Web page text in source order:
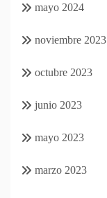
mayo 2024
noviembre 2023
octubre 2023
junio 2023
mayo 2023
marzo 2023